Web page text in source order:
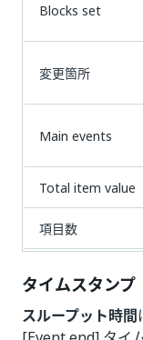
Blocks set
変更箇所
Main events
Total item value
項目数
タイムスタンプ
スループット時間